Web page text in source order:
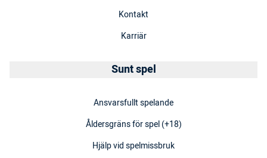
Kontakt
Karriär
Sunt spel
Ansvarsfullt spelande
Åldersgräns för spel (+18)
Hjälp vid spelmissbruk